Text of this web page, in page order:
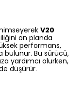
V20
ön planda
performans,
bulunur. Bu sürücü,
yardımcı olurken,
düşürür.